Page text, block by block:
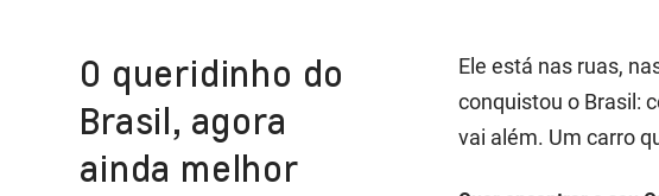
O queridinho do
Brasil, agora
ainda melhor
Ele está nas ruas,
conquistou o Brasil:
vai além. Um carro